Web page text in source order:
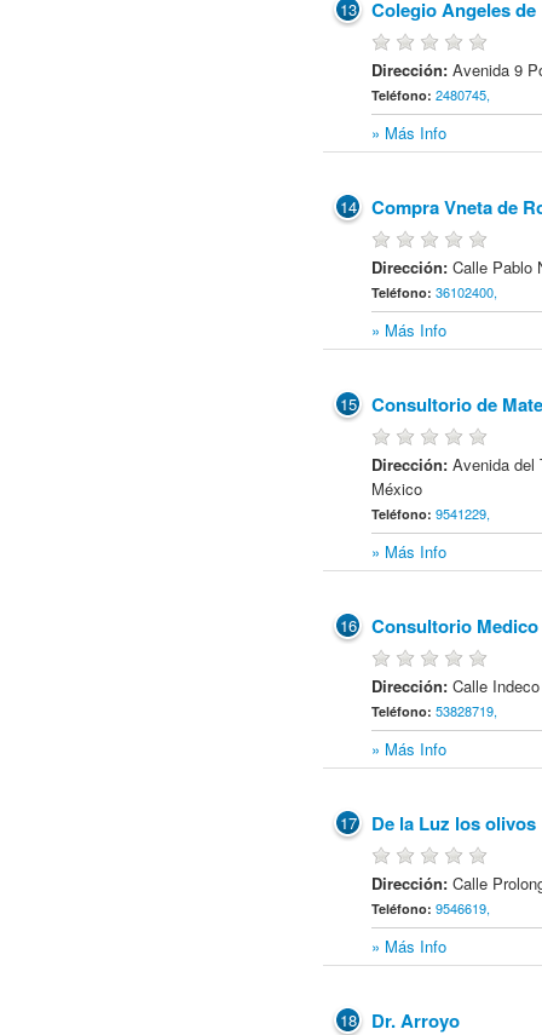
13 Colegio Angeles de
Dirección:Avenida 9
Teléfono:2480745,
» Más Info
14 Compra Vneta de
Dirección:Calle Pablo
Teléfono:36102400,
» Más Info
15 Consultorio de
Dirección:Avenida del
México
Teléfono:9541229,
» Más Info
16 Consultorio
Dirección:Calle
Teléfono:53828719,
» Más Info
17 De la Luz los olivos
Dirección:Calle
Teléfono:9546619,
» Más Info
18 Dr. Arroyo